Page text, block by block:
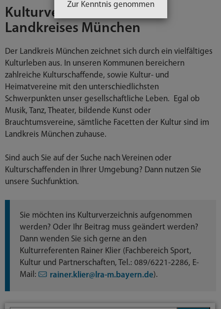
Kulturverzeichnis des
Landkreises München
Der Landkreis München zeichnet sich durch ein vielfältiges
Kulturleben aus. In unseren Kommunen bereichern
zahlreiche Kulturschaffende, sowie Kultur- und
Heimatvereine mit den unterschiedlichsten
Schwerpunkten unser gesellschaftliche Leben. Egal ob
Musik, Tanz, Theater, bildende Kunst oder
Brauchtumsvereine, sämtliche Facetten der Kultur sind im
Landkreis München zuhause.
Sind auch Sie auf der Suche nach Vereinen oder
Kulturschaffenden in Ihrer Umgebung? Dann nutzen Sie
unsere Suchfunktion.
Sie möchten ins Kulturverzeichnis aufgenommen
werden? Oder Ihr Beitrag muss geändert werden?
Dann wenden Sie sich gerne an den
Kulturreferenten Rainer Klier (Fachbereich Sport,
Kultur und Partnerschaften, Tel.: 089/6221-2286, E-
Mail:
rainer.klier@lra-m.bayern.de).
Zur Kenntnis genommen